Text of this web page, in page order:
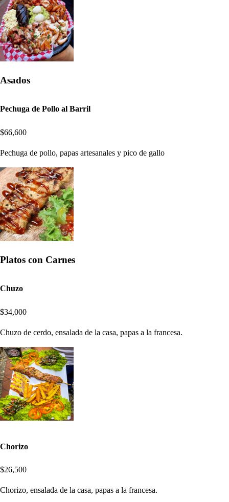
Asados
Pechuga de Pollo al Barril
$66,600
Pechuga de pollo, papas artesanales y pico de gallo
Platos con Carnes
Chuzo
$34,000
Chuzo de cerdo, ensalada de la casa, papas a la francesa.
Chorizo
$26,500
Chorizo, ensalada de la casa, papas a la francesa.